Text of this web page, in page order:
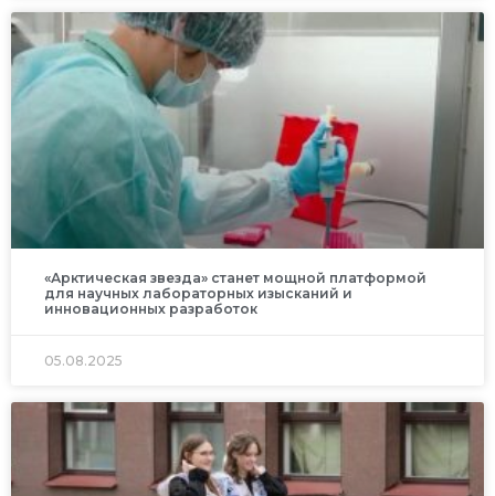
«Арктическая звезда» станет мощной платформой
для научных лабораторных изысканий и
инновационных разработок
05.08.2025